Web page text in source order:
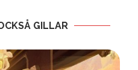
GILLAR